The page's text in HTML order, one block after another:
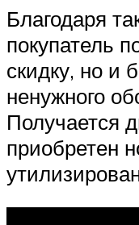
Благодаря
покупатель
скидку, но и
ненужного
Получается
приобретен